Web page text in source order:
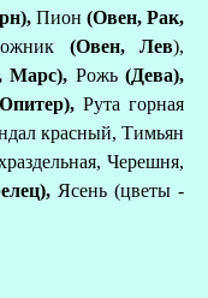
Пион (Овен, Рак,
(Овен,Лев),
Марс), Рожь (Дева),
Рута горная
красный, Тимьян
Черешня,
Ясень (цветы -